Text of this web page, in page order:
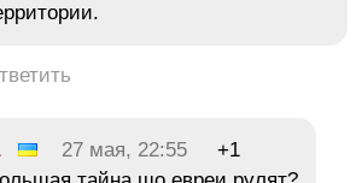
27 мая, 22:55
+1